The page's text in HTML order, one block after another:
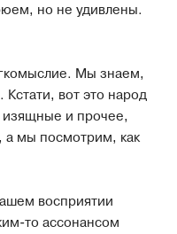
но не удивлены.
Мы знаем,
вот это народ
и прочее,
а мы посмотрим, как
восприятии
то ассонансом